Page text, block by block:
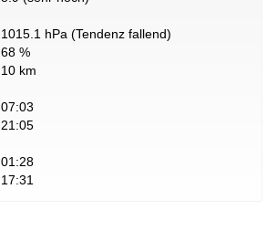
1015.1 hPa (Tendenz fallend)
68 %
10 km
07:03
21:05
01:28
17:31